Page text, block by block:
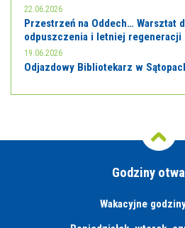
22.06.2026
Przestrzeń na Oddech… Warsztat
odpuszczenia i letniej regeneracji
19.06.2026
Odjazdowy Bibliotekarz w
Godziny
Wakacyjne